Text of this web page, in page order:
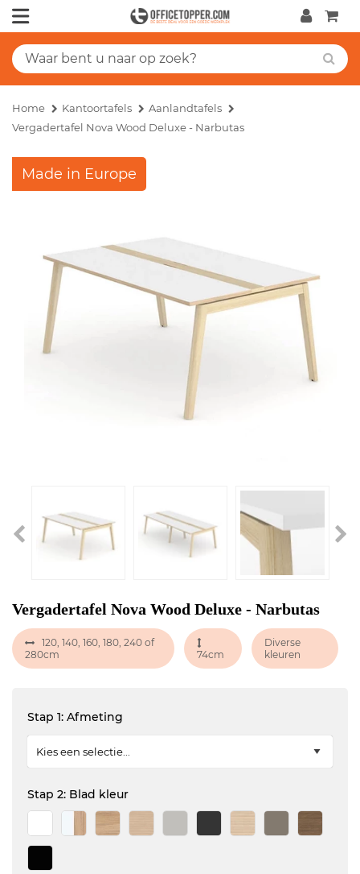
Home Kantoortafels
Aanlandtafels
Vergadertafel Nova Wood Deluxe - Narbutas
Made in Europe
Vergadertafel Nova Wood Deluxe - Narbutas
120, 140, 160, 180, 240 of
280cm
74cm
Diverse
kleuren
Stap 1: Afmeting
Stap 2: Blad kleur